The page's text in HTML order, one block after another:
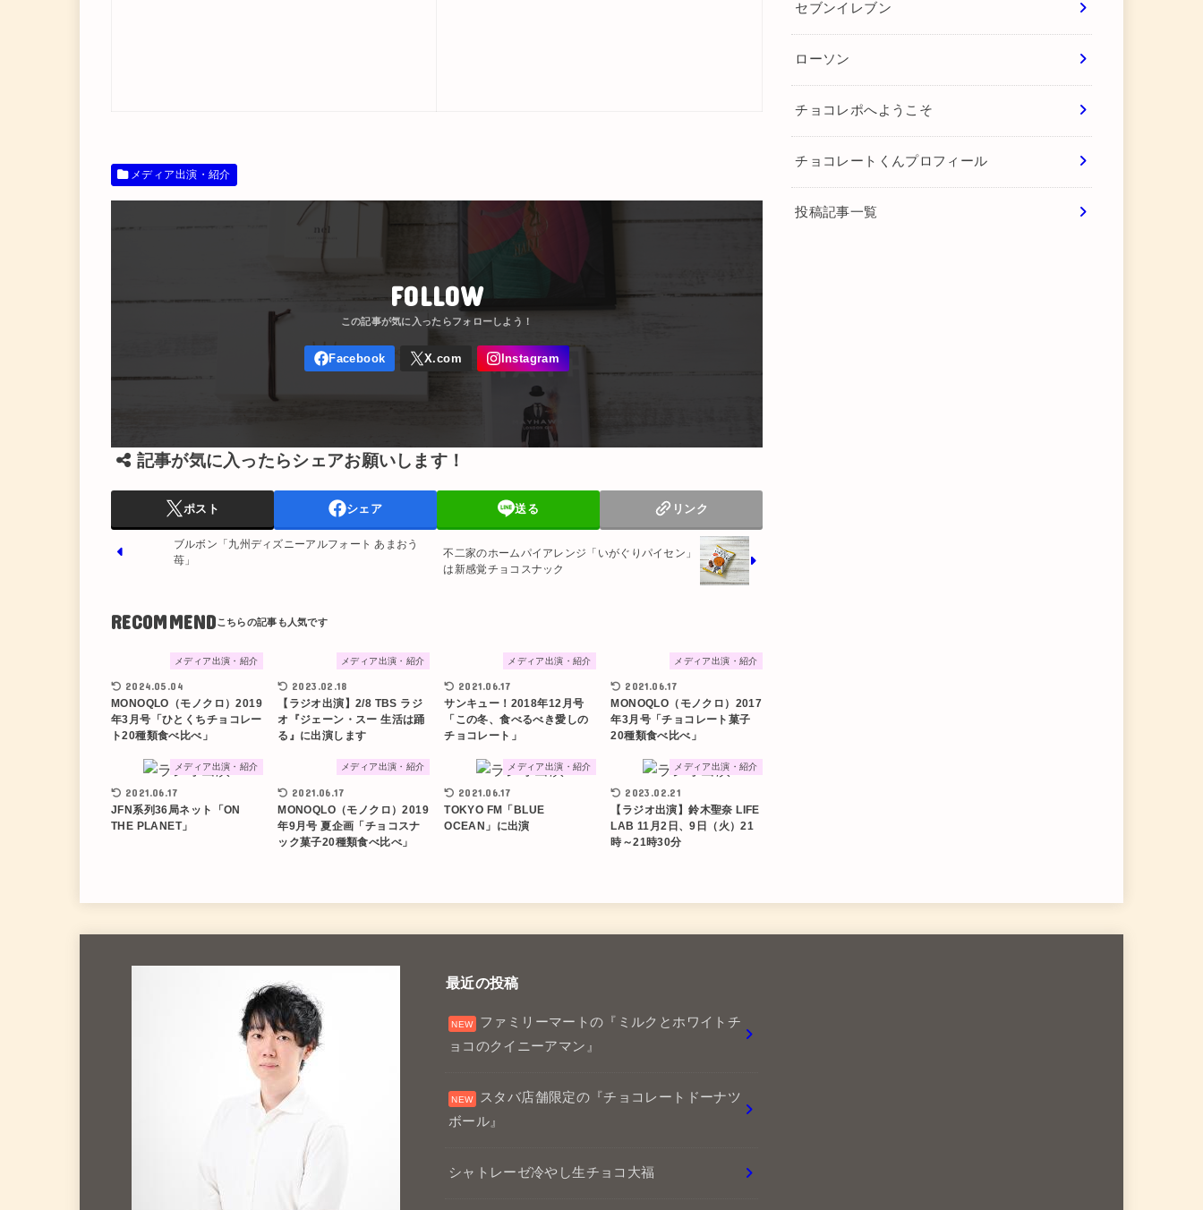
メディア出演・紹介
FOLLOW
記事が気に入ったらシェアお願いします！
ポスト シェア 送る リンク
ブルボン「九州ディズニーアルフォート あまおう
苺」
不二家のホームパイアレンジ「いがぐりパイセン」
は新感覚チョコスナック
RECOMMEND
メディア出演・紹介
2024.05.04
MONOQLO（モノクロ）2019
年3月号「ひとくちチョコレー
ト20種類食べ比べ」
メディア出演・紹介
2023.02.18
【ラジオ出演】2/8 TBS ラジ
オ『ジェーン・スー 生活は踊
る』に出演します
メディア出演・紹介
2021.06.17
サンキュー！2018年12月号
「この冬、食べるべき愛しの
チョコレート」
メディア出演・紹介
2021.06.17
MONOQLO（モノクロ）2017
年3月号「チョコレート菓子
20種類食べ比べ」
メディア出演・紹介
2021.06.17
JFN系列36局ネット「ON
THE PLANET」
メディア出演・紹介
2021.06.17
MONOQLO（モノクロ）2019
年9月号 夏企画「チョコスナ
ック菓子20種類食べ比べ」
メディア出演・紹介
2021.06.17
TOKYO FM「BLUE
OCEAN」に出演
メディア出演・紹介
2023.02.21
【ラジオ出演】鈴木聖奈 LIFE
LAB 11月2日、9日（火）21
時～21時30分
セブンイレブン
ローソン
チョコレポへようこそ
チョコレートくんプロフィール
投稿記事一覧
最近の投稿
ファミリーマートの『ミルクとホワイトチ
ョコのクイニーアマン』
スタバ店舗限定の『チョコレートドーナツ
ボール』
シャトレーゼ冷やし生チョコ大福